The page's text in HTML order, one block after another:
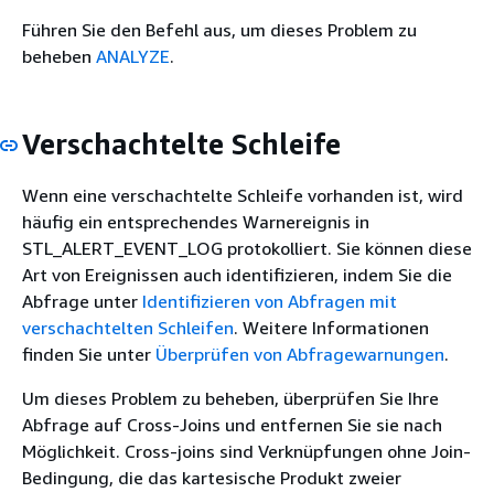
Führen Sie den Befehl aus, um dieses Problem zu
beheben ANALYZE.
Verschachtelte Schleife
Wenn eine verschachtelte Schleife vorhanden ist, wird
häufig ein entsprechendes Warnereignis in
STL_ALERT_EVENT_LOG protokolliert. Sie können diese
Art von Ereignissen auch identifizieren, indem Sie die
Abfrage unter Identifizieren von Abfragen mit
verschachtelten Schleifen. Weitere Informationen
finden Sie unter Überprüfen von Abfragewarnungen.
Um dieses Problem zu beheben, überprüfen Sie Ihre
Abfrage auf Cross-Joins und entfernen Sie sie nach
Möglichkeit. Cross-joins sind Verknüpfungen ohne Join-
Bedingung, die das kartesische Produkt zweier